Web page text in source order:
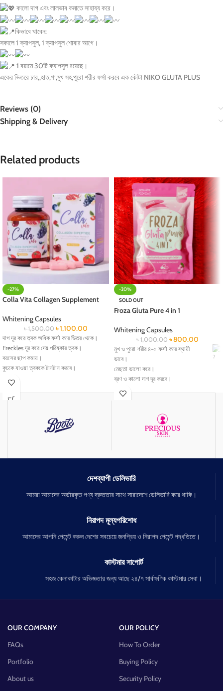
কালো দাগ এবং লালভাব কমাতে সাহায্য করে।
কিভাবে খাবেন:
সকালে 1 ক্যাপসুল, 1 ক্যাপসুল শোবার আগে।
1 বয়ামে 30টি ক্যাপসুল রয়েছে।
একের ভিতরে চার,,হাত,পা,মুখ সহ,পুরো শরীর ফর্সা করবে এক কৌটা NIKO GLUTA PLUS
Reviews (0)
Shipping & Delivery
Related products
-27%
Colla Vita Collagen Supplement
Whitening Capsules
৳1,500.00 ৳1,100.00
দাগ দূর করে ত্বক অধিক ফর্সা করে ভিতর থেকে।
Freckles দূর করে দেয় পরিষ্কার ত্বক।
বয়সের ছাপ কমায়।
কুচকে যাওয়া ত্বককে টানটান করবে।
চোখের নিচে কালো দাগ দূর করে।
ত্বককে নরম ও ময়েশ্চারাইজ করতে পানি যোগ করুন।
বার্ধক্য বিলম্বিত করে, ফ্রি র‌্যাডিক্যাল প্রতিরোধ
বলিরেখা, কালচে দাগ দূর করে।
-20%
SOLD OUT
Froza Gluta Pure 4 in 1
Whitening Capsules
৳1,000.00 ৳800.00
মুখ ও পুরো শরীর ৪-৫ ফর্সা করে স্থায়ী
ভাবে।
মেছতা ভালো করে।
ব্রণ ও কালো দাগ দূর করবে।
বয়সের ছাপ মুছে দিবে।
কুচকে যাওয়া ত্বককে টানটান করবে।
দেশব্যাপী ডেলিভারি
আমরা আমাদের অর্ডারকৃত পণ্য দ্রুততার সাথে সারাদেশে ডেলিভারি করে থাকি।
নিরাপদ মূল্যপরিশোধ
আমাদের আপনি পেমেন্ট করুন দেশের সবচেয়ে জনপ্রিয় ও নিরাপদ পেমেন্ট পদ্ধতিতে।
কাস্টমার সাপোর্ট
সহজ কেনাকাটার অভিজ্ঞতার জন্য আছে ২৪/৭ সার্বক্ষণিক কাস্টমার সেবা।
OUR COMPANY
FAQs
Portfolio
About us
OUR POLICY
How To Order
Buying Policy
Security Policy